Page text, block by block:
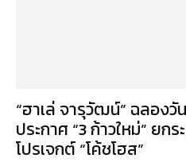
“ฮาเล่ จารุวัฒน์” ฉลอง
ประกาศ “3 ก้าวใหม่” ยก
โปรเจกต์ “โค้ชโฮส”